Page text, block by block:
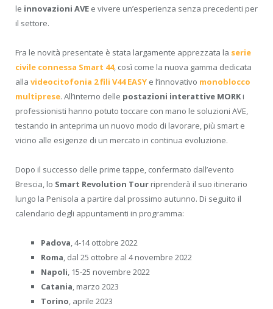
le innovazioni AVE e vivere un’esperienza senza precedenti per
il settore.
Fra le novità presentate è stata largamente apprezzata la serie
civile connessa Smart 44, così come la nuova gamma dedicata
alla videocitofonia 2 fili V44 EASY e l’innovativo monoblocco
multiprese. All’interno delle postazioni interattive MORKi
professionisti hanno potuto toccare con mano le soluzioni AVE,
testando in anteprima un nuovo modo di lavorare, più smart e
vicino alle esigenze di un mercato in continua evoluzione.
Dopo il successo delle prime tappe, confermato dall’evento
Brescia, lo Smart Revolution Tour riprenderà il suo itinerario
lungo la Penisola a partire dal prossimo autunno. Di seguito il
calendario degli appuntamenti in programma:
Padova, 4-14 ottobre 2022
Roma, dal 25 ottobre al 4 novembre 2022
Napoli, 15-25 novembre 2022
Catania, marzo 2023
Torino, aprile 2023